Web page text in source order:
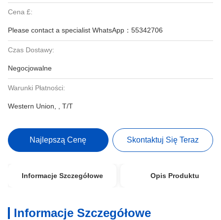
Cena £:
Please contact a specialist WhatsApp：55342706
Czas Dostawy:
Negocjowalne
Warunki Płatności:
Western Union, , T/T
Najlepszą Cenę Skontaktuj Się Teraz
Informacje Szczegółowe Opis Produktu
Informacje Szczegółowe